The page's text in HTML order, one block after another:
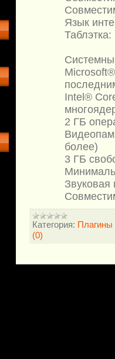
Язык
Таблэтка:
Intel®
2 ГБ
более)
3 ГБ
Звуковая
Категория: Плагины
(0)